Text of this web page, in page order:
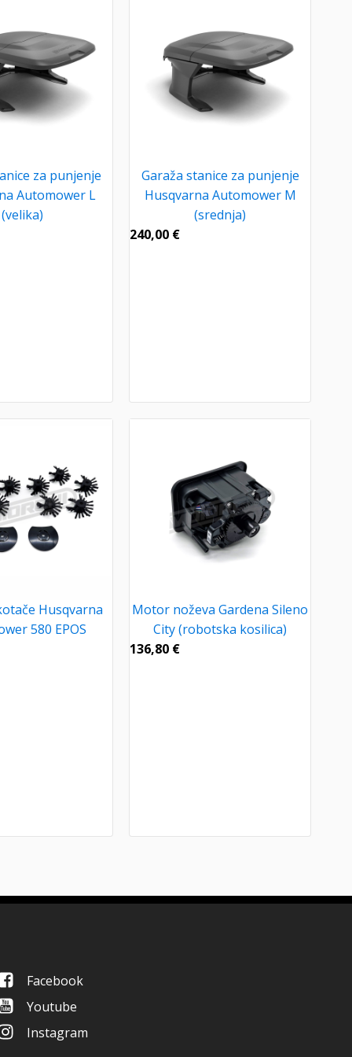
za punjenje
Automower L
(velika)
Garaža stanice za punjenje
Husqvarna Automower M
(srednja)
240,00 €
Husqvarna
580 EPOS
Motor noževa Gardena Sileno
City (robotska kosilica)
136,80 €
Facebook
Youtube
Instagram